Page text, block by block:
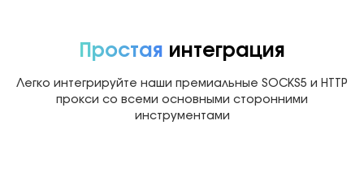
Простая интеграция
Легко интегрируйте наши премиальные SOCKS5 и HTTP
прокси со всеми основными сторонними
инструментами